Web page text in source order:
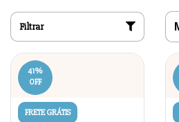
Filtrar
41%
OFF
FRETE GRÁTIS